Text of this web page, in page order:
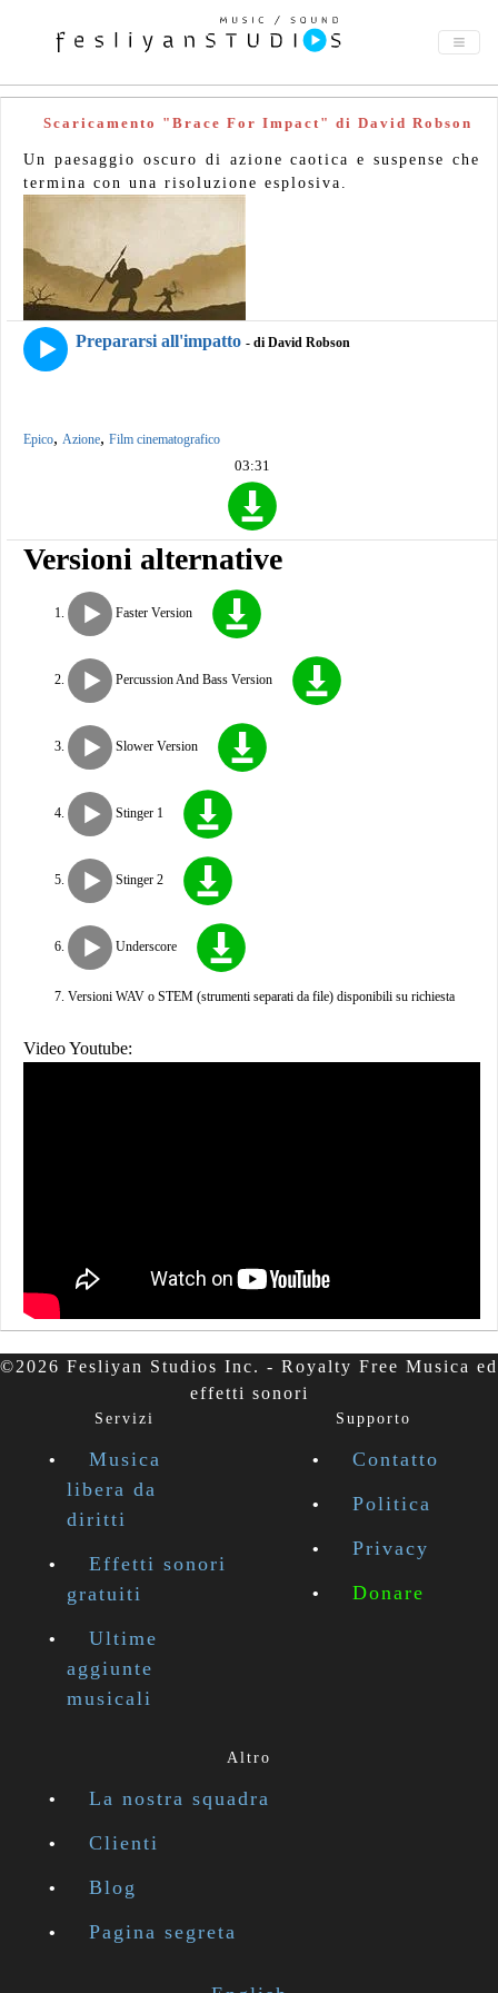
Scaricamento "Brace For Impact" di David Robson
Un paesaggio oscuro di azione caotica e suspense che
termina con una risoluzione esplosiva.
Prepararsi all'impatto - di David Robson
Epico, Azione, Film cinematografico
03:31
Versioni alternative
Faster Version
Percussion And Bass Version
Slower Version
Stinger 1
Stinger 2
Underscore
Versioni WAV o STEM (strumenti separati da file) disponibili su richiesta
Video Youtube:
©2026 Fesliyan Studios Inc. - Royalty Free Musica ed
effetti sonori
Servizi
Musica
libera da
diritti
Effetti sonori
gratuiti
Ultime
aggiunte
musicali
Supporto
Contatto
Politica
Privacy
Donare
Altro
La nostra squadra
Clienti
Blog
Pagina segreta